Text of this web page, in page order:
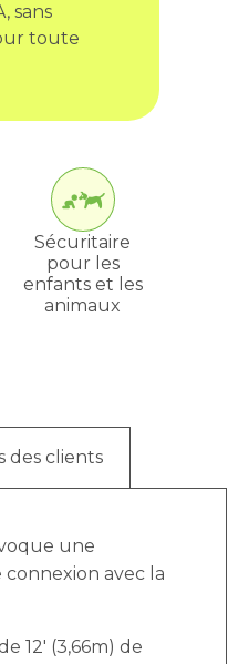
sans
toute
Sécuritaire
pour les
enfants et les
animaux
des clients
une
avec la
12′ (3,66m) de